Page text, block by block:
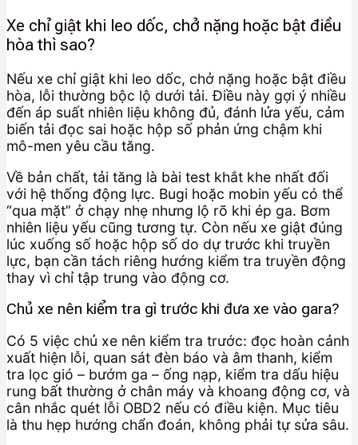
Xe chỉ giật khi leo dốc, chở nặng hoặc bật điều
hòa thì sao?
Nếu xe chỉ giật khi leo dốc, chở nặng hoặc bật điều
hòa, lỗi thường bộc lộ dưới tải. Điều này gợi ý nhiều
đến áp suất nhiên liệu không đủ, đánh lửa yếu, cảm
biến tải đọc sai hoặc hộp số phản ứng chậm khi
mô-men yêu cầu tăng.
Về bản chất, tải tăng là bài test khắt khe nhất đối
với hệ thống động lực. Bugi hoặc mobin yếu có thể
“qua mặt” ở chạy nhẹ nhưng lộ rõ khi ép ga. Bơm
nhiên liệu yếu cũng tương tự. Còn nếu xe giật đúng
lúc xuống số hoặc hộp số do dự trước khi truyền
lực, bạn cần tách riêng hướng kiểm tra truyền động
thay vì chỉ tập trung vào động cơ.
Chủ xe nên kiểm tra gì trước khi đưa xe vào gara?
Có 5 việc chủ xe nên kiểm tra trước: đọc hoàn cảnh
xuất hiện lỗi, quan sát đèn báo và âm thanh, kiểm
tra lọc gió – bướm ga – ống nạp, kiểm tra dấu hiệu
rung bất thường ở chân máy và khoang động cơ, và
cân nhắc quét lỗi OBD2 nếu có điều kiện. Mục tiêu
là thu hẹp hướng chẩn đoán, không phải tự sửa sâu.